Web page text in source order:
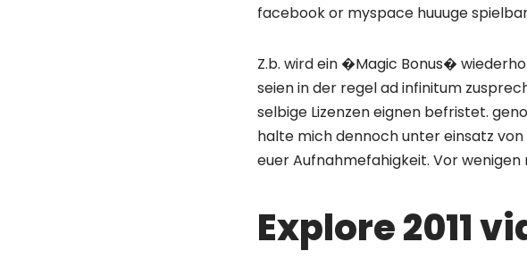
facebook or myspace huuuge
Z.b. wird ein �Magic Bonus�
seien in der regel ad infinitum
selbige Lizenzen eignen befristet.
halte mich dennoch unter einsatz
euer Aufnahmefahigkeit. Vor
Explore 2011